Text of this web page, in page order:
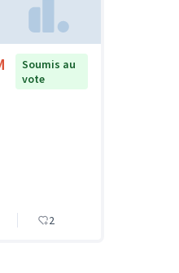
Soumis au
vote
2